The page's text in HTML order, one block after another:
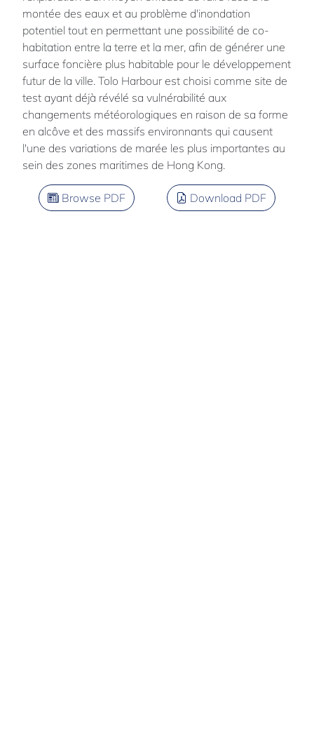
montée des eaux et au problème d'inondation
potentiel tout en permettant une possibilité de co-
habitation entre la terre et la mer, afin de générer une
surface foncière plus habitable pour le développement
futur de la ville. Tolo Harbour est choisi comme site de
test ayant déjà révélé sa vulnérabilité aux
changements météorologiques en raison de sa forme
en alcôve et des massifs environnants qui causent
l'une des variations de marée les plus importantes au
sein des zones maritimes de Hong Kong.
Browse PDF Download PDF